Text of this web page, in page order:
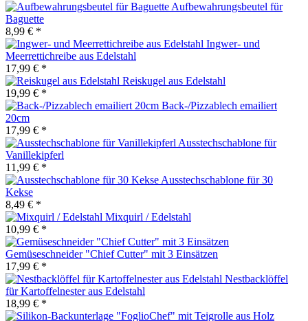
Aufbewahrungsbeutel für
Baguette
8,99 € *
Ingwer- und
Meerrettichreibe aus Edelstahl
17,99 € *
Reiskugel aus Edelstahl
19,99 € *
Back-/Pizzablech emailiert
20cm
17,99 € *
Ausstechschablone für
Vanillekipferl
11,99 € *
Ausstechschablone für 30
Kekse
8,49 € *
Mixquirl / Edelstahl
10,99 € *
Gemüseschneider "Chief Cutter" mit 3 Einsätzen
17,99 € *
Nestbacklöffel
für Kartoffelnester aus Edelstahl
18,99 € *